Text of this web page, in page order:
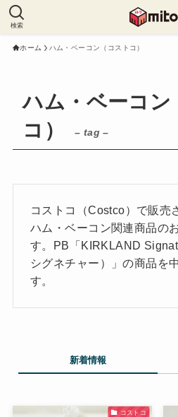
検索
ホーム ハム・ベーコン（コストコ）
ハム・ベーコン
コ）
– tag –
コストコ（Costco）で販売
ハム・ベーコン関連商品の
す。PB「KIRKLAND
シグネチャー）」の商品を
す。
新着情報
コストコ